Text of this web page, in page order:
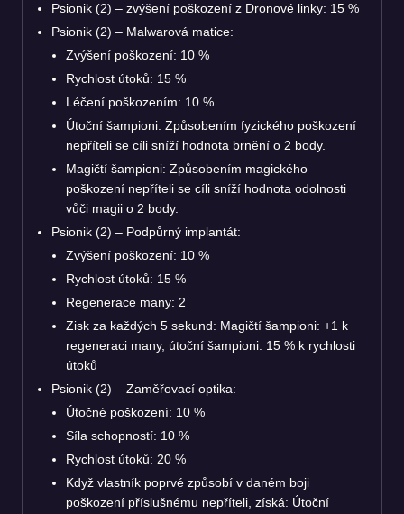
Psionik (2) – zvýšení poškození z Dronové linky: 15 %
Psionik (2) – Malwarová matice:
Zvýšení poškození: 10 %
Rychlost útoků: 15 %
Léčení poškozením: 10 %
Útoční šampioni: Způsobením fyzického poškození
nepříteli se cíli sníží hodnota brnění o 2 body.
Magičtí šampioni: Způsobením magického
poškození nepříteli se cíli sníží hodnota odolnosti
vůči magii o 2 body.
Psionik (2) – Podpůrný implantát:
Zvýšení poškození: 10 %
Rychlost útoků: 15 %
Regenerace many: 2
Zisk za každých 5 sekund: Magičtí šampioni: +1 k
regeneraci many, útoční šampioni: 15 % k rychlosti
útoků
Psionik (2) – Zaměřovací optika:
Útočné poškození: 10 %
Síla schopností: 10 %
Rychlost útoků: 20 %
Když vlastník poprvé způsobí v daném boji
poškození příslušnému nepříteli, získá: Útoční